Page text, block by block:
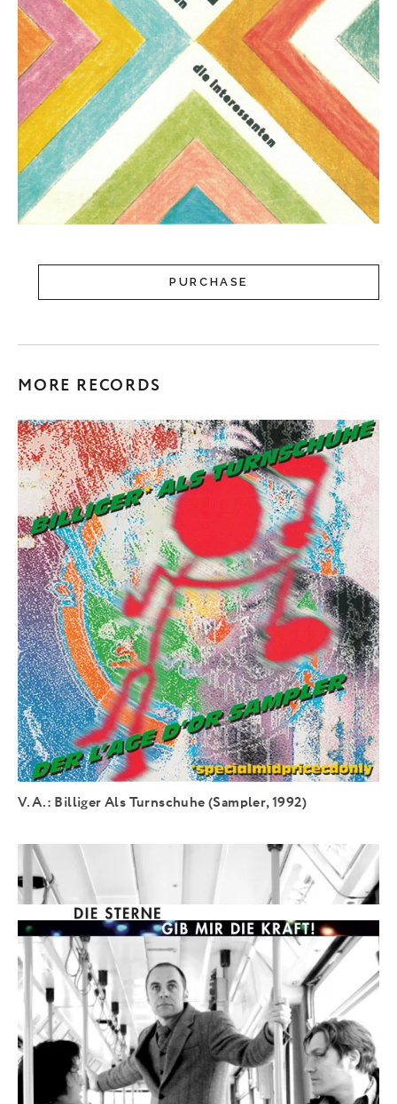
PURCHASE
MORE RECORDS
V.A.: Billiger Als Turnschuhe (Sampler, 1992)